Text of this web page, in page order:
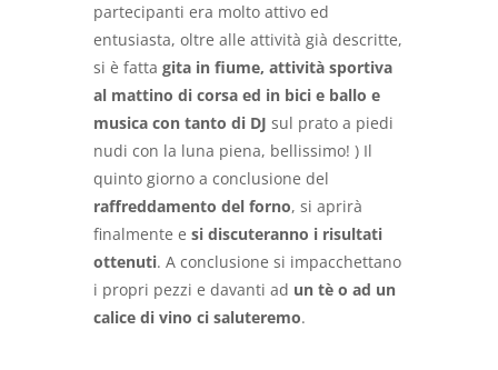
partecipanti era molto attivo ed
entusiasta, oltre alle attività già descritte,
si è fatta gita in fiume, attività sportiva
al mattino di corsa ed in bici e ballo e
musica con tanto di DJ sul prato a piedi
nudi con la luna piena, bellissimo! ) Il
quinto giorno a conclusione del
raffreddamento del forno, si aprirà
finalmente e si discuteranno i risultati
ottenuti. A conclusione si impacchettano
i propri pezzi e davanti ad un tè o ad un
calice di vino ci saluteremo.